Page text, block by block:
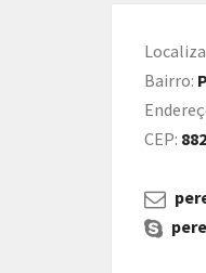
Bairro:
CEP: